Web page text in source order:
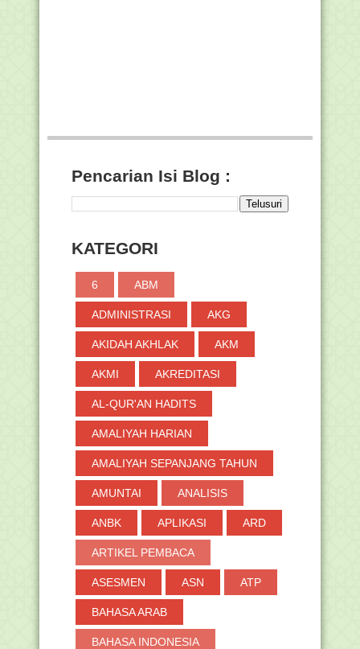
Pencarian Isi Blog :
KATEGORI
6 ABM
ADMINISTRASI AKG
AKIDAH AKHLAK AKM
AKMI AKREDITASI
AL-QUR'AN HADITS
AMALIYAH HARIAN
AMALIYAH SEPANJANG TAHUN
AMUNTAI ANALISIS
ANBK APLIKASI ARD
ARTIKEL PEMBACA
ASESMEN ASN ATP
BAHASA ARAB
BAHASA INDONESIA